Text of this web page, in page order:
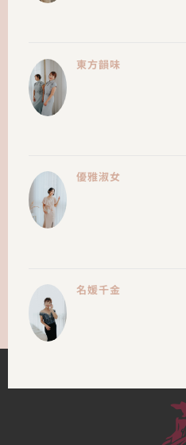
東方韻味
優雅淑女
名媛千金